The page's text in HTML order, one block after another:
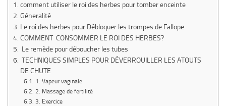
comment utiliser le roi des herbes pour tomber enceinte
Géneralité
Le roi des herbes pour Débloquer les trompes de Fallope
COMMENT CONSOMMER LE ROI DES HERBES?
Le remède pour déboucher les tubes
TECHNIQUES SIMPLES POUR DÉVERROUILLER LES ATOUTS
DE CHUTE
1. Vapeur vaginale
2. Massage de fertilité
3. Exercice